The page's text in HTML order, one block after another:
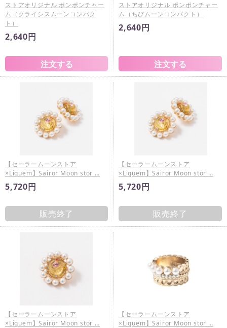
ストアオリジナル ポンポンチャー
ム（クライシスムーンコンパク
ト）
2,640円
ストアオリジナル ポンポンチャー
ム（ちびムーンコンパクト）
2,640円
【セーラームーンストア
×Liquem】Sairor Moon stor …
5,720円
販売終了
【セーラームーンストア
×Liquem】Sairor Moon stor …
5,720円
販売終了
【セーラームーンストア
×Liquem】Sairor Moon stor …
【セーラームーンストア
×Liquem】Sairor Moon stor …